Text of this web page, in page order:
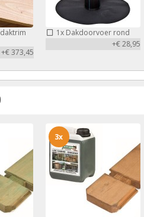
+€ 373,45
1xDakdoorvoer rond
+€ 28,95
3x